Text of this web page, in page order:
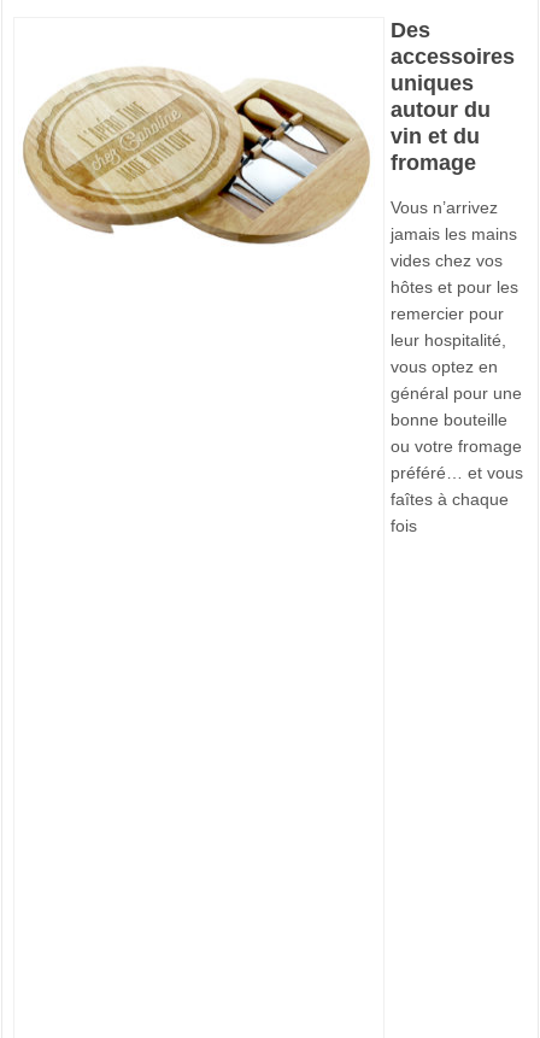
Des
accessoires
uniques
autour du
vin et du
fromage
Vous n’arrivez
jamais les mains
vides chez vos
hôtes et pour les
remercier pour
leur hospitalité,
vous optez en
général pour une
bonne bouteille
ou votre fromage
préféré… et vous
faîtes à chaque
fois